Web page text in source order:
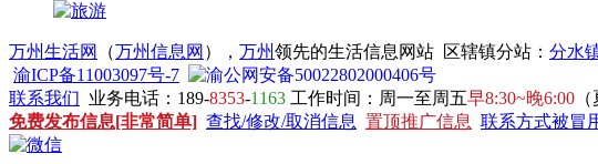
万州生活网 （万州信息网 ）， 万州领先的生活信息网站 区辖镇分站： 分水
渝ICP备11003097号-7
渝公网安备50022802000406号
联系我们 业务电话：189-8353-1163 工作时间：周一至周五早8:30~晚6:00
免费发布信息[非常简单] 查找/修改/取消信息 置顶推广信息 联系方式被冒